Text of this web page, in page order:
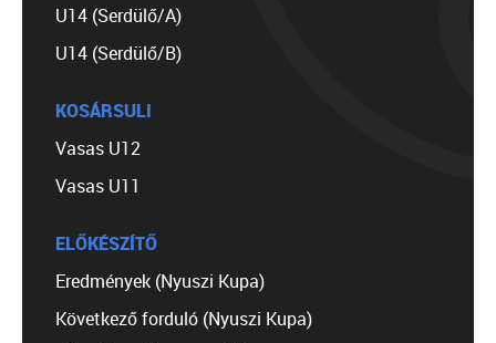
U14 (Serdülő/A)
U14 (Serdülő/B)
KOSÁRSULI
Vasas U12
Vasas U11
ELŐKÉSZÍTŐ
Eredmények (Nyuszi Kupa)
Következő forduló (Nyuszi Kupa)